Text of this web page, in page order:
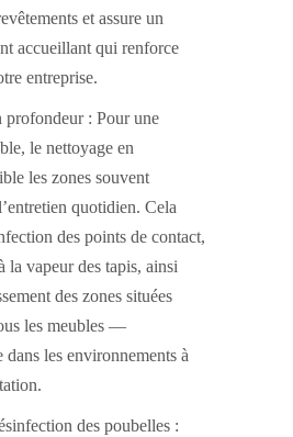
et assure un
accueillant qui renforce
entreprise.
profondeur : Pour une
le nettoyage en
les zones souvent
quotidien. Cela
des points de contact,
la vapeur des tapis, ainsi
des zones situées
les meubles —
dans les environnements à
des poubelles :